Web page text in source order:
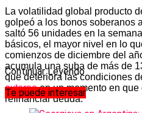
La volatilidad global producto
golpeó a los bonos soberanos
saltó 56 unidades en la
básicos, el mayor nivel en lo
comienzos de diciembre del
acumula una suba de más de
que deteriora las condiciones
externoen un momento en que
refinanciar deuda.
Continuar Leyendo
Te puede interesar